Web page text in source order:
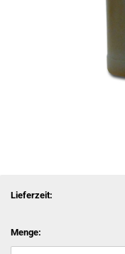
Lieferzeit:
Menge: